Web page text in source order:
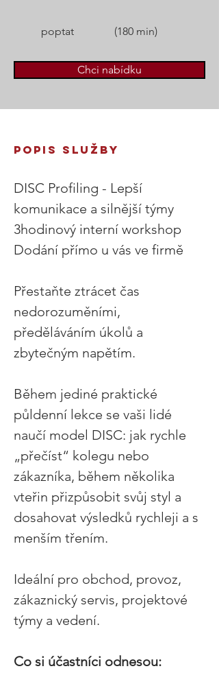
poptat (180 min)
Chci nabídku
POPIS SLUŽBY
DISC Profiling - Lepší
komunikace a silnější týmy
3hodinový interní workshop
Dodání přímo u vás ve firmě
Přestaňte ztrácet čas
nedorozuměními,
předěláváním úkolů a
zbytečným napětím.
Během jediné praktické
půldenní lekce se vaši lidé
naučí model DISC: jak rychle
„přečíst“ kolegu nebo
zákazníka, během několika
vteřin přizpůsobit svůj styl a
dosahovat výsledků rychleji a s
menším třením.
Ideální pro obchod, provoz,
zákaznický servis, projektové
týmy a vedení.
Co si účastníci odnesou: